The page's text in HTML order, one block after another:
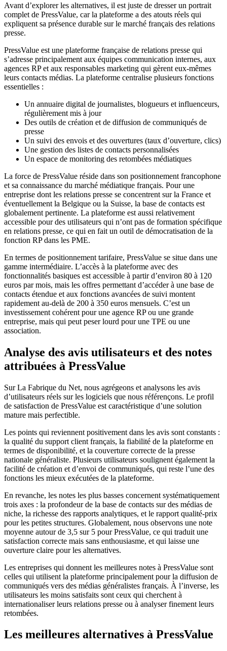
Avant d’explorer les alternatives, il est juste de dresser un portrait
complet de PressValue, car la plateforme a des atouts réels qui
expliquent sa présence durable sur le marché français des relations
presse.
PressValue est une plateforme française de relations presse qui
s’adresse principalement aux équipes communication internes, aux
agences RP et aux responsables marketing qui gèrent eux-mêmes
leurs contacts médias. La plateforme centralise plusieurs fonctions
essentielles :
Un annuaire digital de journalistes, blogueurs et influenceurs,
régulièrement mis à jour
Des outils de création et de diffusion de communiqués de
presse
Un suivi des envois et des ouvertures (taux d’ouverture, clics)
Une gestion des listes de contacts personnalisées
Un espace de monitoring des retombées médiatiques
La force de PressValue réside dans son positionnement francophone
et sa connaissance du marché médiatique français. Pour une
entreprise dont les relations presse se concentrent sur la France et
éventuellement la Belgique ou la Suisse, la base de contacts est
globalement pertinente. La plateforme est aussi relativement
accessible pour des utilisateurs qui n’ont pas de formation spécifique
en relations presse, ce qui en fait un outil de démocratisation de la
fonction RP dans les PME.
En termes de positionnement tarifaire, PressValue se situe dans une
gamme intermédiaire. L’accès à la plateforme avec des
fonctionnalités basiques est accessible à partir d’environ 80 à 120
euros par mois, mais les offres permettant d’accéder à une base de
contacts étendue et aux fonctions avancées de suivi montent
rapidement au-delà de 200 à 350 euros mensuels. C’est un
investissement cohérent pour une agence RP ou une grande
entreprise, mais qui peut peser lourd pour une TPE ou une
association.
Analyse des avis utilisateurs et des notes
attribuées à PressValue
Sur La Fabrique du Net, nous agrégeons et analysons les avis
d’utilisateurs réels sur les logiciels que nous référençons. Le profil
de satisfaction de PressValue est caractéristique d’une solution
mature mais perfectible.
Les points qui reviennent positivement dans les avis sont constants :
la qualité du support client français, la fiabilité de la plateforme en
termes de disponibilité, et la couverture correcte de la presse
nationale généraliste. Plusieurs utilisateurs soulignent également la
facilité de création et d’envoi de communiqués, qui reste l’une des
fonctions les mieux exécutées de la plateforme.
En revanche, les notes les plus basses concernent systématiquement
trois axes : la profondeur de la base de contacts sur des médias de
niche, la richesse des rapports analytiques, et le rapport qualité-prix
pour les petites structures. Globalement, nous observons une note
moyenne autour de 3,5 sur 5 pour PressValue, ce qui traduit une
satisfaction correcte mais sans enthousiasme, et qui laisse une
ouverture claire pour les alternatives.
Les entreprises qui donnent les meilleures notes à PressValue sont
celles qui utilisent la plateforme principalement pour la diffusion de
communiqués vers des médias généralistes français. À l’inverse, les
utilisateurs les moins satisfaits sont ceux qui cherchent à
internationaliser leurs relations presse ou à analyser finement leurs
retombées.
Les meilleures alternatives à PressValue